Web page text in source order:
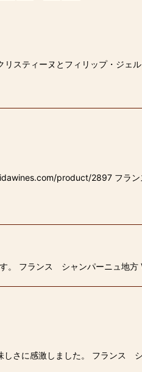
ティーヌとフィリップ・ジェ
product/2897 フラ
フランス シャンパーニュ地
さに感激しました。 フラン